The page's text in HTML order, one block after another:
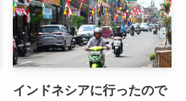
インドネシアに行ったので